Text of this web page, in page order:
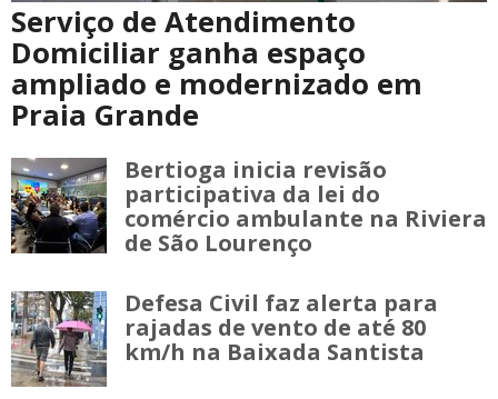
Serviço de Atendimento
Domiciliar ganha espaço
ampliado e modernizado em
Praia Grande
Bertioga inicia revisão
participativa da lei do
comércio ambulante na Riviera
de São Lourenço
Defesa Civil faz alerta para
rajadas de vento de até 80
km/h na Baixada Santista